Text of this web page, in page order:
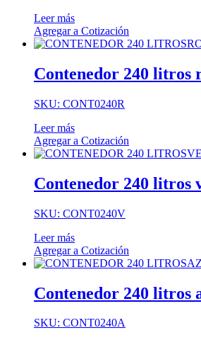
Leer más
Agregar a Cotización
Contenedor 240 litros
SKU: CONT0240R
Leer más
Agregar a Cotización
Contenedor 240 litros
SKU: CONT0240V
Leer más
Agregar a Cotización
Contenedor 240 litros
SKU: CONT0240A